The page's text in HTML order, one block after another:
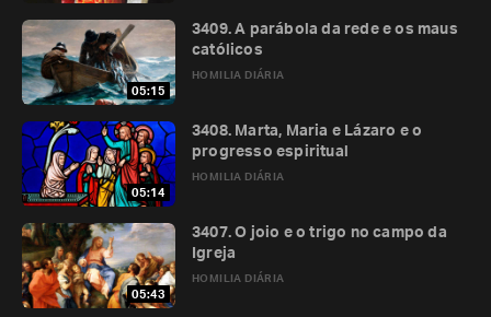
05:15
HOMILIA DIÁRIA
3409. A parábola da rede e os maus
católicos
05:14
HOMILIA DIÁRIA
3408. Marta, Maria e Lázaro e o
progresso espiritual
05:43
HOMILIA DIÁRIA
3407. O joio e o trigo no campo da
Igreja